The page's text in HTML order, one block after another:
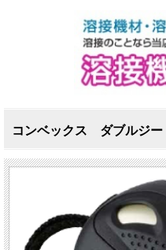
コンベックス ダブルジー